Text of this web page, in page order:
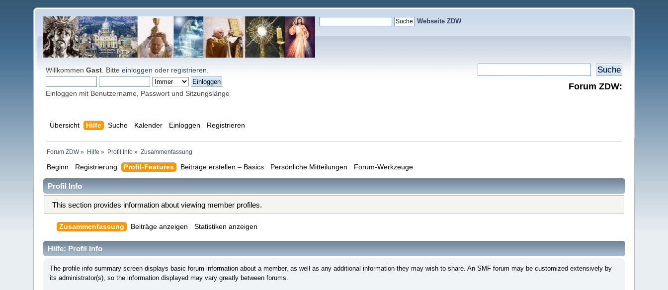
Webseite ZDW
WillkommenGast . Bitteeinloggen oder registrieren
Einloggen mit Benutzername, Passwort und Sitzungslänge
Forum ZDW:
Übersicht Hilfe Suche Kalender Einloggen Registrieren
Forum ZDW» Hilfe » Profil Info» Zusammenfassung
Beginn Registrierung Profil-Features Beiträge erstellen – Basics Persönliche Mitteilungen Forum-Werkzeuge
Profil Info
This section provides information about viewing member profiles.
Zusammenfassung Beiträge anzeigen Statistiken anzeigen
Hilfe: Profil Info
The profile info summary screen displays basic forum information about a member, as well as any additional information they may wish to share. An SMF forum may be customized extensively by
its administrator(s), so the information displayed may vary greatly between forums.